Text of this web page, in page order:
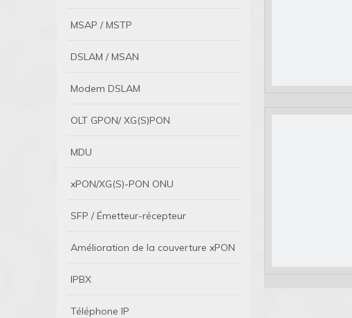
MSAP / MSTP
DSLAM / MSAN
Modem DSLAM
OLT GPON/ XG(S)PON
MDU
xPON/XG(S)-PON ONU
SFP / Émetteur-récepteur
Amélioration de la couverture xPON
IPBX
Téléphone IP